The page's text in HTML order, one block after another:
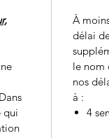
qui
À
délai
le nom
nos
à :
4